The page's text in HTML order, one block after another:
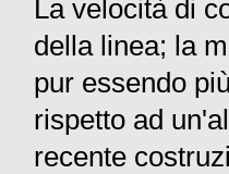
La velocità di
della linea; la
pur essendo
rispetto ad
recente